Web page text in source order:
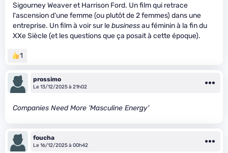
Sigourney Weaver et Harrison Ford. Un film qui retrace
l'ascension d'une femme (ou plutôt de 2 femmes) dans une
entreprise. Un film à voir sur lebusinessau féminin à la fin du
XXe Siècle (et les questions que ça posait à cette époque).
1
prossimo
Le 13/12/2025 à 21h02
Companies Need More 'Masculine Energy'
foucha
Le 16/12/2025 à 00h42